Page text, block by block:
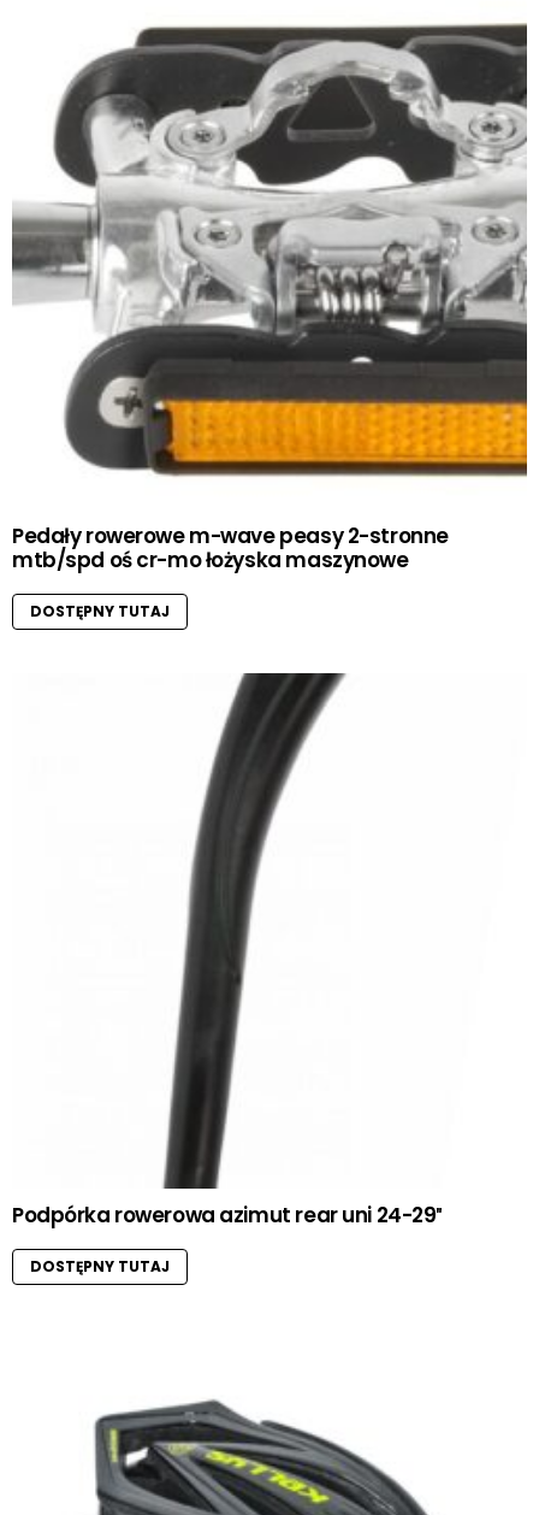
Pedały rowerowe m-wave peasy 2-stronne
mtb/spd oś cr-mo łożyska maszynowe
DOSTĘPNY TUTAJ
Podpórka rowerowa azimut rear uni 24-29″
DOSTĘPNY TUTAJ